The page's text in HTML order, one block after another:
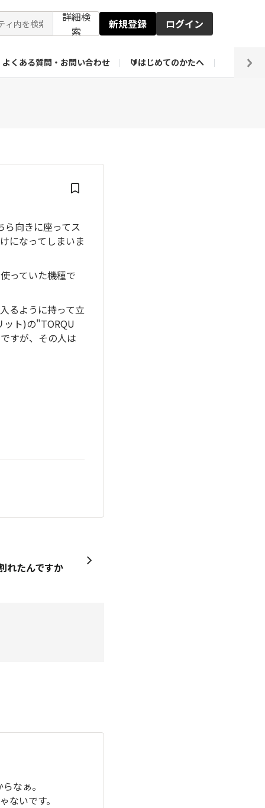
詳細検
索
新規登録 ログイン
よくある質問・お問い合わせ 🔰はじめてのかたへ 編集
向きに座ってス
になってしまいま
っていた機種で
るように持って立
ット)の"TORQU
すが、その人は
れたんですか
なぁ。
いです。